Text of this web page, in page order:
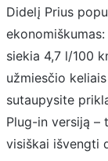
Didelį Prius
siekia 4,7 l/100
užmiesčio
sutaupysite
Plug-in versiją –
visiškai išvengti